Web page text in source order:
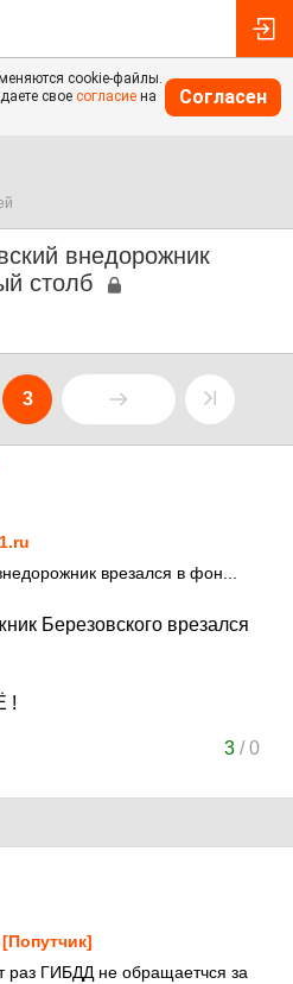
cookie-файлы.
свое согласие на
Согласен
внедорожник
столб
3
врезался в фон...
Березовского врезался
!
3/0
раз ГИБДД не обращаетчся за